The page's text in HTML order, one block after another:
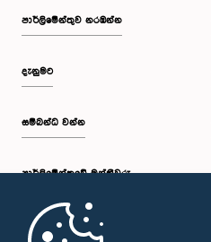
පාර්ලි‌මේන්තුව නරඹන්න
දැනුමට
සම්බන්ධ වන්න
පාර්ලි‌මේන්තුවේ මන්ත්‍රීවරු
මුල් පිටුව